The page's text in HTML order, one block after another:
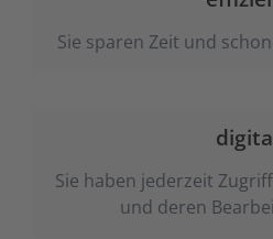
Sie sparen Zeit und
Sie haben jederzeit
und deren